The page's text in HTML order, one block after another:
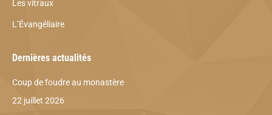
Les vitraux
L’Évangéliaire
Dernières actualités
Coup de foudre au monastère
22 juillet 2026